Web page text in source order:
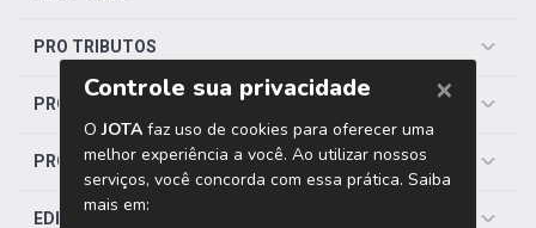
PRO TRIBUTOS
PRO TRABALHISTA
PRO SAÚDE
EDITORIAS